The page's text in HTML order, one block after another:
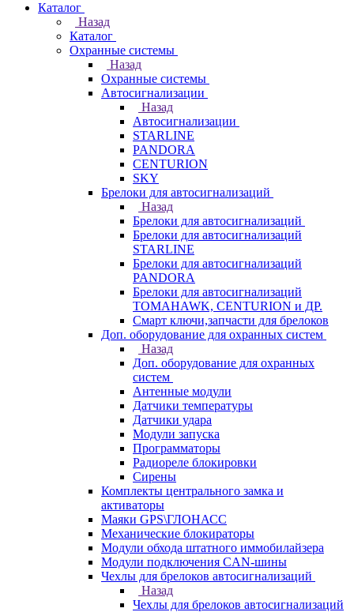
Каталог
Назад
Каталог
Охранные системы
Назад
Охранные системы
Автосигнализации
Назад
Автосигнализации
STARLINE
PANDORA
CENTURION
SKY
Брелоки для автосигнализаций
Назад
Брелоки для автосигнализаций
Брелоки для автосигнализаций
STARLINE
Брелоки для автосигнализаций
PANDORA
Брелоки для автосигнализаций
TOMAHAWK, CENTURION и ДР.
Смарт ключи,запчасти для брелоков
Доп. оборудование для охранных систем
Назад
Доп. оборудование для охранных
систем
Антенные модули
Датчики температуры
Датчики удара
Модули запуска
Программаторы
Радиореле блокировки
Сирены
Комплекты центрального замка и
активаторы
Маяки GPS\ГЛОНАСС
Механические блокираторы
Модули обхода штатного иммобилайзера
Модули подключения CAN-шины
Чехлы для брелоков автосигнализаций
Назад
Чехлы для брелоков автосигнализаций